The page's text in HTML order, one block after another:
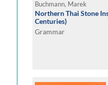
Buchmann, Marek
Northern Thai Stone
Centuries)
Grammar